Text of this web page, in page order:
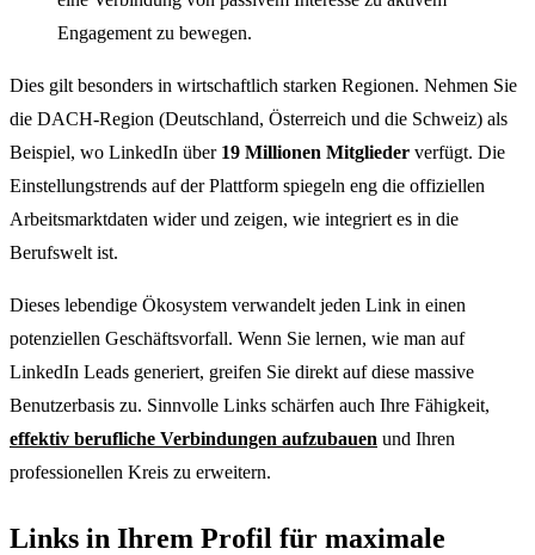
Engagement zu bewegen.
Dies gilt besonders in wirtschaftlich starken Regionen. Nehmen Sie
die DACH-Region (Deutschland, Österreich und die Schweiz) als
Beispiel, wo LinkedIn über 19 Millionen Mitglieder verfügt. Die
Einstellungstrends auf der Plattform spiegeln eng die offiziellen
Arbeitsmarktdaten wider und zeigen, wie integriert es in die
Berufswelt ist.
Dieses lebendige Ökosystem verwandelt jeden Link in einen
potenziellen Geschäftsvorfall. Wenn Sie lernen, wie man auf
LinkedIn Leads generiert, greifen Sie direkt auf diese massive
Benutzerbasis zu. Sinnvolle Links schärfen auch Ihre Fähigkeit,
effektiv berufliche Verbindungen aufzubauen und Ihren
professionellen Kreis zu erweitern.
Links in Ihrem Profil für maximale